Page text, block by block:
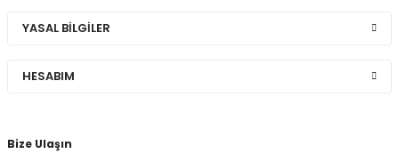
Bize Ulaşın
YASAL BİLGİLER
HESABIM